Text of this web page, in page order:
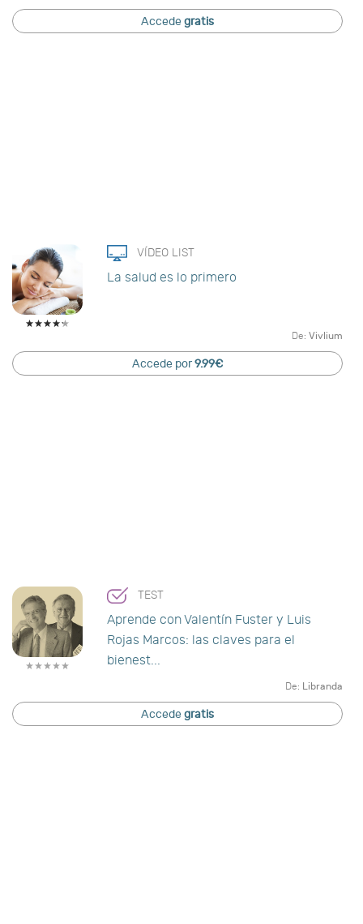
Accede gratis
VÍDEO LIST
La salud es lo primero
De: Vivlium
Accede por9.99€
TEST
Aprende con Valentín Fuster y Luis
Rojas Marcos: las claves para el
bienest...
De: Libranda
Accede gratis